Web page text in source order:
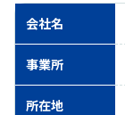
会社名
事業所
所在地